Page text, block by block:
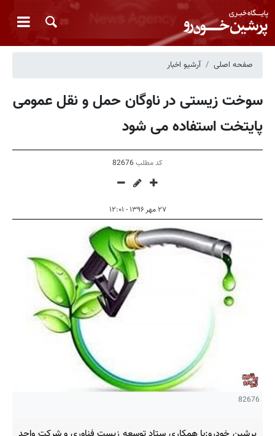
صفحه اصلی آرشیو اخبار
سوخت زیستی در ناوگان حمل و نقل عمومی
پایتخت استفاده می شود
کد مطلب 82676
۲۷ مهر ۱۳۹۶ - ۱۲:۰۱
82676